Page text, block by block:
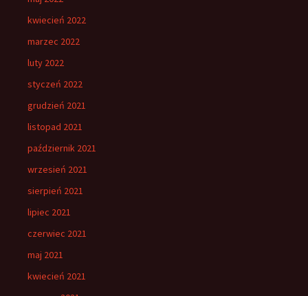
kwiecień 2022
marzec 2022
luty 2022
styczeń 2022
grudzień 2021
listopad 2021
październik 2021
wrzesień 2021
sierpień 2021
lipiec 2021
czerwiec 2021
maj 2021
kwiecień 2021